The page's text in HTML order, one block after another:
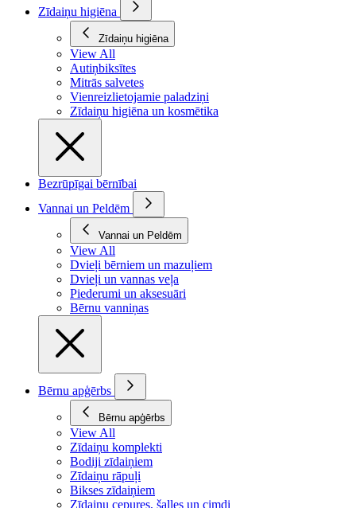
Zīdaiņu higiēna
Zīdaiņu higiēna
View All
Autiņbiksītes
Mitrās salvetes
Vienreizlietojamie paladziņi
Zīdaiņu higiēna un kosmētika
Bezrūpīgai bērnībai
Vannai un Peldēm
Vannai un Peldēm
View All
Dvieļi bērniem un mazuļiem
Dvieļi un vannas veļa
Piederumi un aksesuāri
Bērnu vanniņas
Bērnu apģērbs
Bērnu apģērbs
View All
Zīdaiņu komplekti
Bodiji zīdaiņiem
Zīdaiņu rāpuļi
Bikses zīdaiņiem
Zīdaiņu cepures, šalles un cimdi